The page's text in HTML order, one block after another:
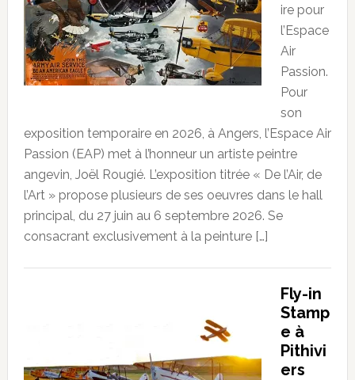
ire pour
l’Espace
Air
Passion.
Pour
son
exposition temporaire en 2026, à Angers, l’Espace Air
Passion (EAP) met à l’honneur un artiste peintre
angevin, Joël Rougié. L’exposition titrée « De l’Air, de
l’Art » propose plusieurs de ses oeuvres dans le hall
principal, du 27 juin au 6 septembre 2026. Se
consacrant exclusivement à la peinture […]
Fly-in
Stamp
e à
Pithivi
ers